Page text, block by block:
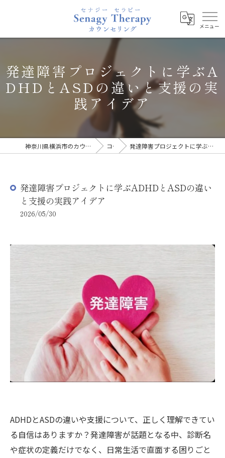
発達障害プロジェクトに学ぶA
DHDとASDの違いと支援の実
践アイデア
神奈川県横浜市のカウンセリングならSenagy Therapy コラム 発達障害プロジェクトに学ぶADHDとASDの違いと支援の実践アイデア
発達障害プロジェクトに学ぶADHDとASDの違い
と支援の実践アイデア
2026/05/30
ADHDとASDの違いや支援について、正しく理解できてい
る自信はありますか？発達障害が話題となる中、診断名
や症状の定義だけでなく、日常生活で直面する困りごと